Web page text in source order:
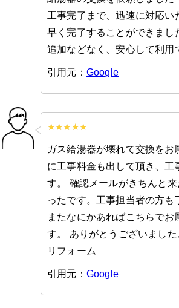
工事完了まで、迅速に対応い
早く完了することができまし
追加などなく、安心して利用
引用元： Google
ガス給湯器が壊れて交換をお
に工事料金も出して頂き、工
す。 確認メールがきちんと
ったです。工事担当者の方も
またなにかあればこちらでお
す。 ありがとうございまし
リフォーム
引用元： Google